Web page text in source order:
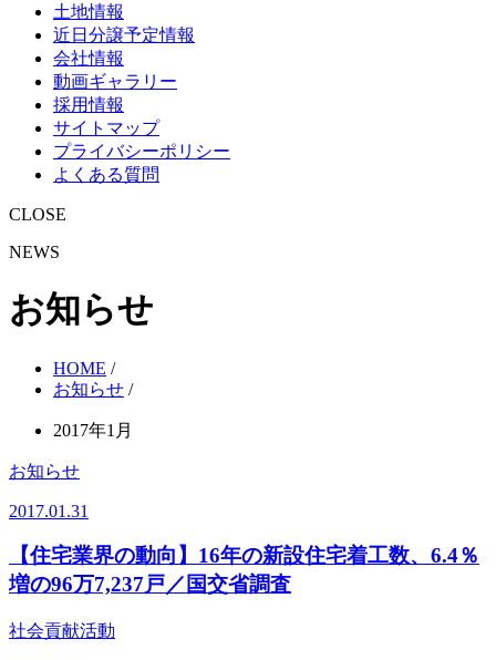
土地情報
近日分譲予定情報
会社情報
動画ギャラリー
採用情報
サイトマップ
プライバシーポリシー
よくある質問
CLOSE
NEWS
お知らせ
HOME /
お知らせ /
2017年1月
お知らせ
2017.01.31
【住宅業界の動向】16年の新設住宅着工数、6.4％
増の96万7,237戸／国交省調査
社会貢献活動